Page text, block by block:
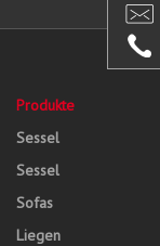
Produkte
Sessel
Sessel
Sofas
Liegen